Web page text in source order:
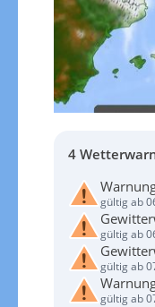
4
gültig ab
gültig ab
gültig ab
gültig ab